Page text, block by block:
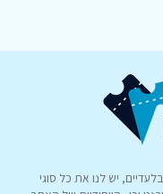
יש לנו את כל סוגי